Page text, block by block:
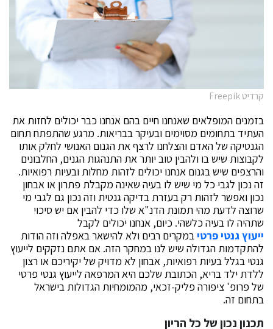
קרדיט Freepik
בזמנים המופלאים שאנחנו חיים בהם אנחנו כבר יכולים לחזות את
העתיד בתחומים מסוימים ובעיקר בבריאות. מרגע שהתפתח תחום
הגנטיקה של האדם והצלחנו לרצף את הגנום האנושי לחלק אותו
לקבוצות שיש בו ולהבין טוב יותר את התנהגות הגנים, החלבונים
והרצפים שיש בגנום אנחנו יכולים לזהות מחלות ובעיות רפואיות.
זה נכון לגבי כל מי שיש לו בעיה שאינה מקבלת פתרון או אבחון
נכון ואפשר לזהות רק בעזרת בדיקה גנטית וזה נכון גם לגבי מי
שרוצה לדעת מהי תמונת הדנ"א שלו כדי להבין אם יש סיכוי
שתהיה לו בעיה כלשהי. כיום, אנחנו יכולים לקבל
ייעוץ גנטי פרטיבמקרים רבים ולא להישאר באפלה וזה הודות
להתקדמות הגדולה שיש לנו במחקר הזה. אם אתם נזקקים לייעוץ
גנטי בגלל בעיות רפואיות, אבחון לא מדויק של יקיריכם או רצון
ללדת ילד בריא, הכתובת שלכם היא המרפאה לייעוץ גנטי פרטי
של פרופ' ציפורה פליק-זכאי, מהמומחיות הגדולות בישראל
בתחום זה.
תכנון נכון של כל הריון